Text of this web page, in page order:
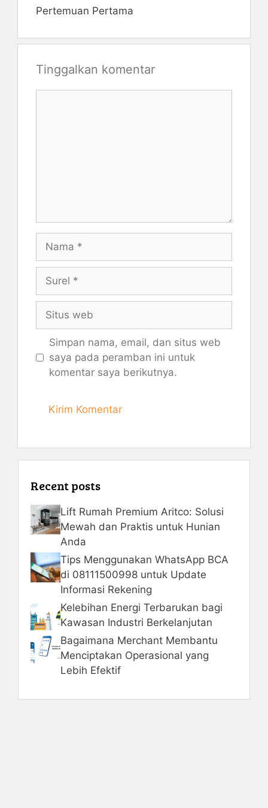
Pertemuan Pertama
Tinggalkan komentar
Nama
Surel
Situs
web
Simpan nama, email, dan situs web
saya pada peramban ini untuk
komentar saya berikutnya.
Recent posts
Lift Rumah Premium Aritco: Solusi
Mewah dan Praktis untuk Hunian
Anda
Tips Menggunakan WhatsApp BCA
di 08111500998 untuk Update
Informasi Rekening
Kelebihan Energi Terbarukan bagi
Kawasan Industri Berkelanjutan
Bagaimana Merchant Membantu
Menciptakan Operasional yang
Lebih Efektif